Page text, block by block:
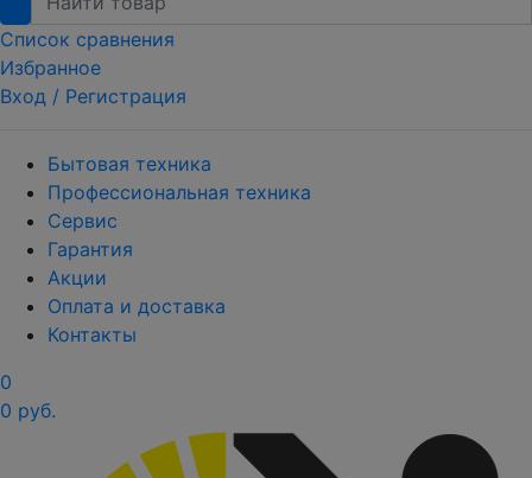
Список сравнения
Избранное
Вход / Регистрация
Бытовая техника
Профессиональная техника
Сервис
Гарантия
Акции
Оплата и доставка
Контакты
0
0 руб.